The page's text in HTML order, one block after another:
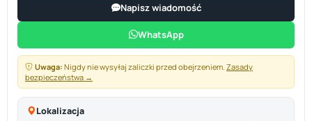
Napisz wiadomość
WhatsApp
Uwaga: Nigdy nie wysyłaj zaliczki przed obejrzeniem. Zasady
bezpieczeństwa →
Lokalizacja